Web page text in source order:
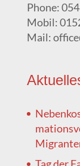
Pho­ne:
Mobil:
Mail: